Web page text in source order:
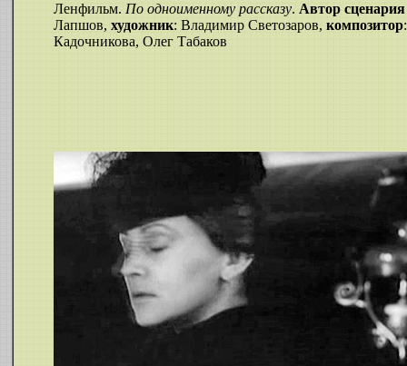
Ленфильм. По одноименному рассказу. Автор
Лапшов, художник: Владимир Светозаров, композитор
Кадочникова, Олег Табаков